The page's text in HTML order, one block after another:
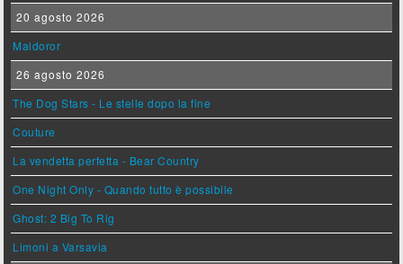
20 agosto 2026
Maldoror
26 agosto 2026
The Dog Stars - Le stelle dopo la fine
Couture
La vendetta perfetta - Bear Country
One Night Only - Quando tutto è possibile
Ghost: 2 Big To Rig
Limoni a Varsavia